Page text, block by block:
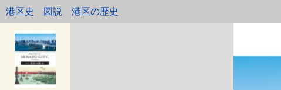
港区史 図説 港区の歴史